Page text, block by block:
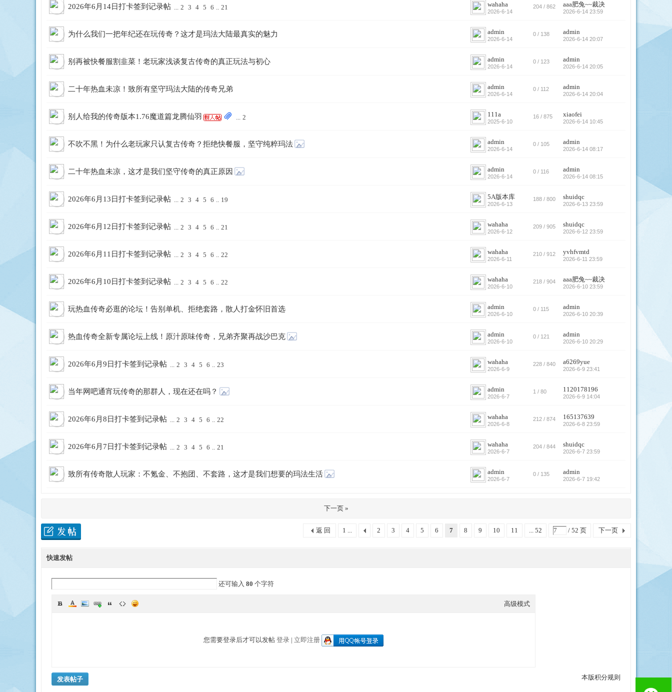
版
本
库
2026年6月14日打卡签到记录帖 ... 2 3 4 5 6 .. 21 wahaha
2026-6-14
204 / 862 aaa肥兔~~裁决
2026-6-14 23:59
为什么我们一把年纪还在玩传奇？这才是玛法大陆最真实的魅力 admin
2026-6-14
0 / 138 admin
2026-6-14 20:07
别再被快餐服割韭菜！老玩家浅谈复古传奇的真正玩法与初心 admin
2026-6-14
0 / 123 admin
2026-6-14 20:05
二十年热血未凉！致所有坚守玛法大陆的传奇兄弟 admin
2026-6-14
0 / 112 admin
2026-6-14 20:04
别人给我的传奇版本1.76魔道篇龙腾仙羽 ... 2 111a
2025-6-10
16 / 875 xiaofei
2026-6-14 10:45
不吹不黑！为什么老玩家只认复古传奇？拒绝快餐服，坚守纯粹玛法 admin
2026-6-14
0 / 105 admin
2026-6-14 08:17
二十年热血未凉，这才是我们坚守传奇的真正原因 admin
2026-6-14
0 / 116 admin
2026-6-14 08:15
2026年6月13日打卡签到记录帖 ... 2 3 4 5 6 .. 19 5A版本库
2026-6-13
188 / 800 shuidqc
2026-6-13 23:59
2026年6月12日打卡签到记录帖 ... 2 3 4 5 6 .. 21 wahaha
2026-6-12
209 / 905 shuidqc
2026-6-12 23:59
2026年6月11日打卡签到记录帖 ... 2 3 4 5 6 .. 22 wahaha
2026-6-11
210 / 912 yvhfvmtd
2026-6-11 23:59
2026年6月10日打卡签到记录帖 ... 2 3 4 5 6 .. 22 wahaha
2026-6-10
218 / 904 aaa肥兔~~裁决
2026-6-10 23:59
玩热血传奇必逛的论坛！告别单机、拒绝套路，散人打金怀旧首选 admin
2026-6-10
0 / 115 admin
2026-6-10 20:39
热血传奇全新专属论坛上线！原汁原味传奇，兄弟齐聚再战沙巴克 admin
2026-6-10
0 / 121 admin
2026-6-10 20:29
2026年6月9日打卡签到记录帖 ... 2 3 4 5 6 .. 23 wahaha
2026-6-9
228 / 840 a6269yue
2026-6-9 23:41
当年网吧通宵玩传奇的那群人，现在还在吗？ admin
2026-6-7
1 / 80 1120178196
2026-6-9 14:04
2026年6月8日打卡签到记录帖 ... 2 3 4 5 6 .. 22 wahaha
2026-6-8
212 / 874 165137639
2026-6-8 23:59
2026年6月7日打卡签到记录帖 ... 2 3 4 5 6 .. 21 wahaha
2026-6-7
204 / 844 shuidqc
2026-6-7 23:59
致所有传奇散人玩家：不氪金、不抱团、不套路，这才是我们想要的玛法生活 admin
2026-6-7
0 / 135 admin
2026-6-7 19:42
下一页 »
1 ... 2 3 4 5 6 7 8 9 10 11 ... 52 / 52 页 下一页
返 回
快速发帖
还可输入 80 个字符
高级模式
您需要登录后才可以发帖 登录 | 立即注册
本版积分规则
发表帖子